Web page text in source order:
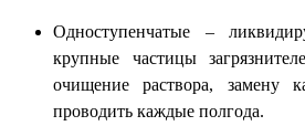
Одноступенчатые –
крупные частицы
очищение раствора, замену
проводить каждые полгода.